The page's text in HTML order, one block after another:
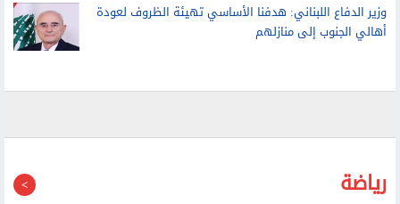
وزير الدفاع اللبناني: هدفنا الأساسي تهيئة الظروف لعودة
أهالي الجنوب إلى منازلهم
رياضة